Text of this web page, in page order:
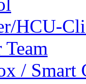
HCU-
/ Smart